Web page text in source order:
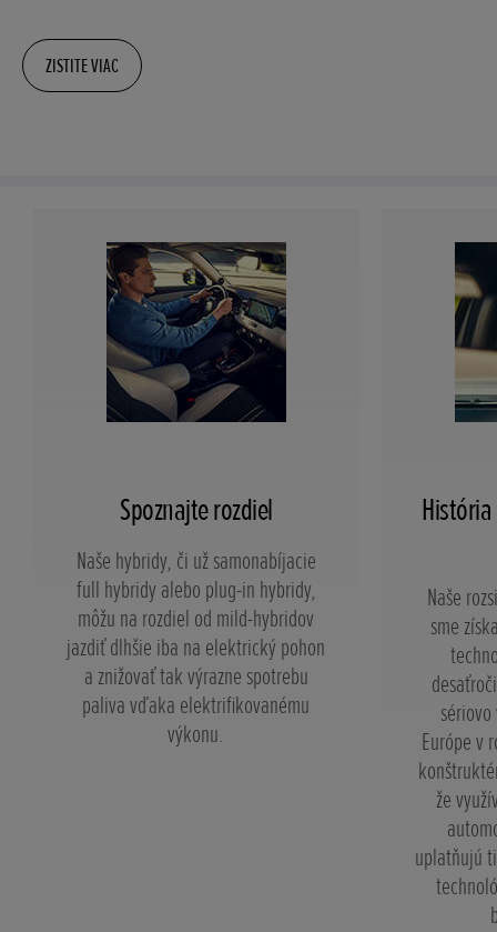
ZISTITE VIAC
Spoznajte rozdiel
Naše hybridy, či už samonabíjacie
full hybridy alebo plug-in hybridy,
môžu na rozdiel od mild-hybridov
jazdiť dlhšie iba na elektrický pohon
a znižovať tak výrazne spotrebu
paliva vďaka elektrifikovanému
výkonu.
Naše
sme
Európe v
že
uplatňujú